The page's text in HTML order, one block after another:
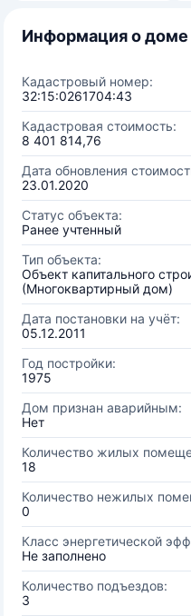
Информация о доме
Кадастровый номер:
32:15:0261704:43
Кадастровая стоимость:
8 401 814,76
Дата обновления
23.01.2020
Статус объекта:
Ранее учтенный
Тип объекта:
Объект капитального
(Многоквартирный дом)
Дата постановки на учёт:
05.12.2011
Год постройки:
1975
Дом признан аварийным:
Нет
Количество жилых
18
Количество нежилых
0
Класс энергетической
Не заполнено
Количество подъездов:
3